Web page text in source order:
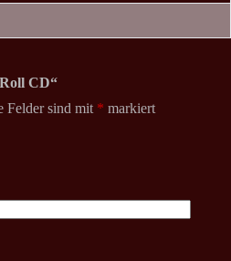
CD“
Felder sind mit * markiert